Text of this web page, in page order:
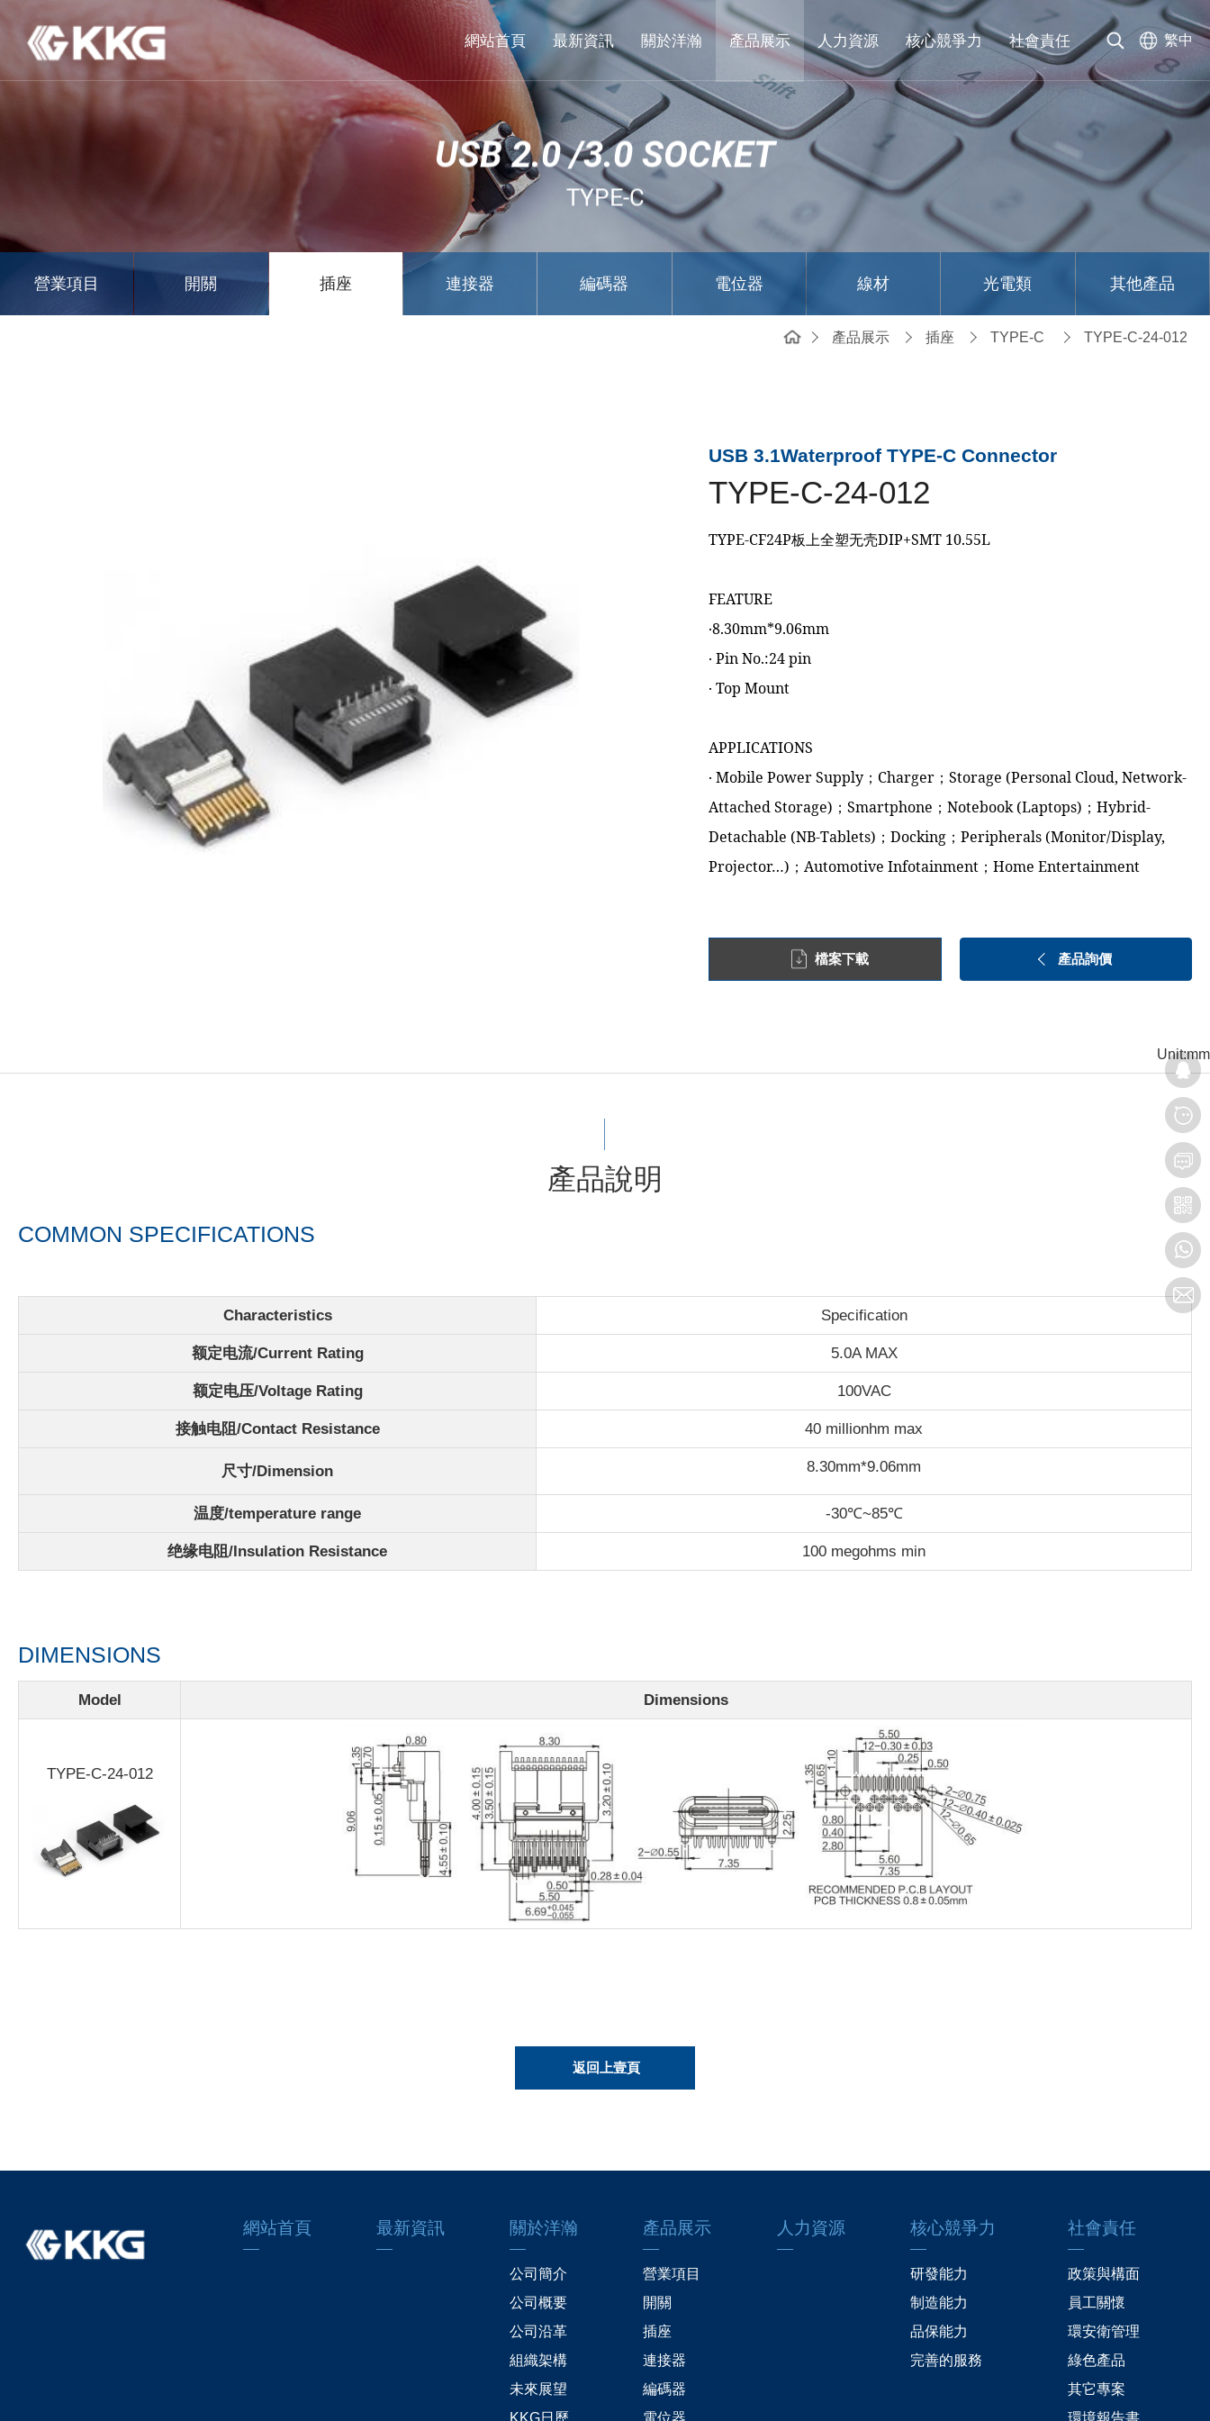
東
莞
市
瀚
實
業
有
限
公
司
網站首頁 最新資訊 關於洋瀚 產品展示 人力資源 核心競爭力 社會責任 繁中
USB 2.0 /3.0 SOCKET
TYPE-C
營業項目 開關 插座 連接器 編碼器 電位器 線材 光電類 其他產品
產品展示 插座 TYPE-C TYPE-C-24-012
USB 3.1Waterproof TYPE-C Connector
TYPE-C-24-012
TYPE-CF24P板上全塑无壳DIP+SMT 10.55L
FEATURE
‧8.30mm*9.06mm
‧ Pin No.:24 pin
‧ Top Mount
APPLICATIONS
‧ Mobile Power Supply；Charger；Storage (Personal Cloud, Network-
Attached Storage)；Smartphone；Notebook (Laptops)；Hybrid-
Detachable (NB-Tablets)；Docking；Peripherals (Monitor/Display,
Projector…)；Automotive Infotainment；Home Entertainment
檔案下載 產品詢價
產品說明
COMMON SPECIFICATIONS
Characteristics Specification
额定电流/Current Rating 5.0A MAX
额定电压/Voltage Rating 100VAC
接触电阻/Contact Resistance 40 millionhm max
尺寸/Dimension 8.30mm*9.06mm
温度/temperature range -30℃~85℃
绝缘电阻/Insulation Resistance 100 megohms min
DIMENSIONS
Unit:mm
Model Dimensions
TYPE-C-24-012
返回上壹頁
網站首頁 最新資訊 關於洋瀚
公司簡介
公司概要
公司沿革
組織架構
未來展望
KKG日歷
產品展示
營業項目
開關
插座
連接器
編碼器
電位器
人力資源 核心競爭力
研發能力
制造能力
品保能力
完善的服務
社會責任
政策與構面
員工關懷
環安衛管理
綠色產品
其它專案
環境報告書